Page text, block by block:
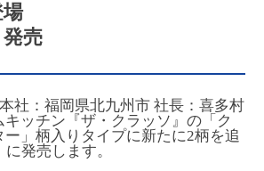
売
社：福岡県北九州市 社長：喜多村
キッチン『ザ・クラッソ』の「ク
ー」柄入りタイプに新たに2柄を追
発売します。